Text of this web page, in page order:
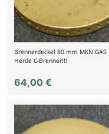
Brennerdeckel 80 mm MKN GAS
Herde C-Brenner!!!
64,00 €